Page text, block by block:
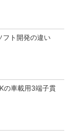
フト開発の違い
の車載用3端子貫